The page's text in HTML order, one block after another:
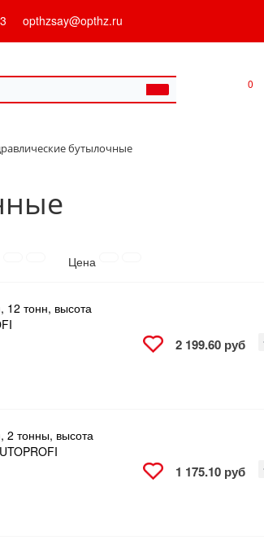
opthzsay@opthz.ru
0
бутылочные
Цена
12 тонн, высота
2 199.60 руб
2 тонны, высота
1 175.10 руб